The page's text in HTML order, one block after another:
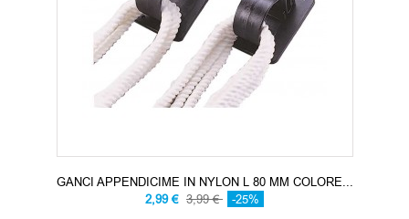
GANCI APPENDICIME IN NYLON L 80 MM COLORE...
2,99 € 3,99 € -25%